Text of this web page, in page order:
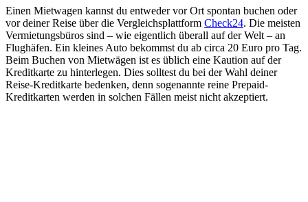
Einen Mietwagen kannst du entweder vor Ort spontan buchen oder
vor deiner Reise über die Vergleichsplattform Check24. Die meisten
Vermietungsbüros sind – wie eigentlich überall auf der Welt – an
Flughäfen. Ein kleines Auto bekommst du ab circa 20 Euro pro Tag.
Beim Buchen von Mietwägen ist es üblich eine Kaution auf der
Kreditkarte zu hinterlegen. Dies solltest du bei der Wahl deiner
Reise-Kreditkarte bedenken, denn sogenannte reine Prepaid-
Kreditkarten werden in solchen Fällen meist nicht akzeptiert.